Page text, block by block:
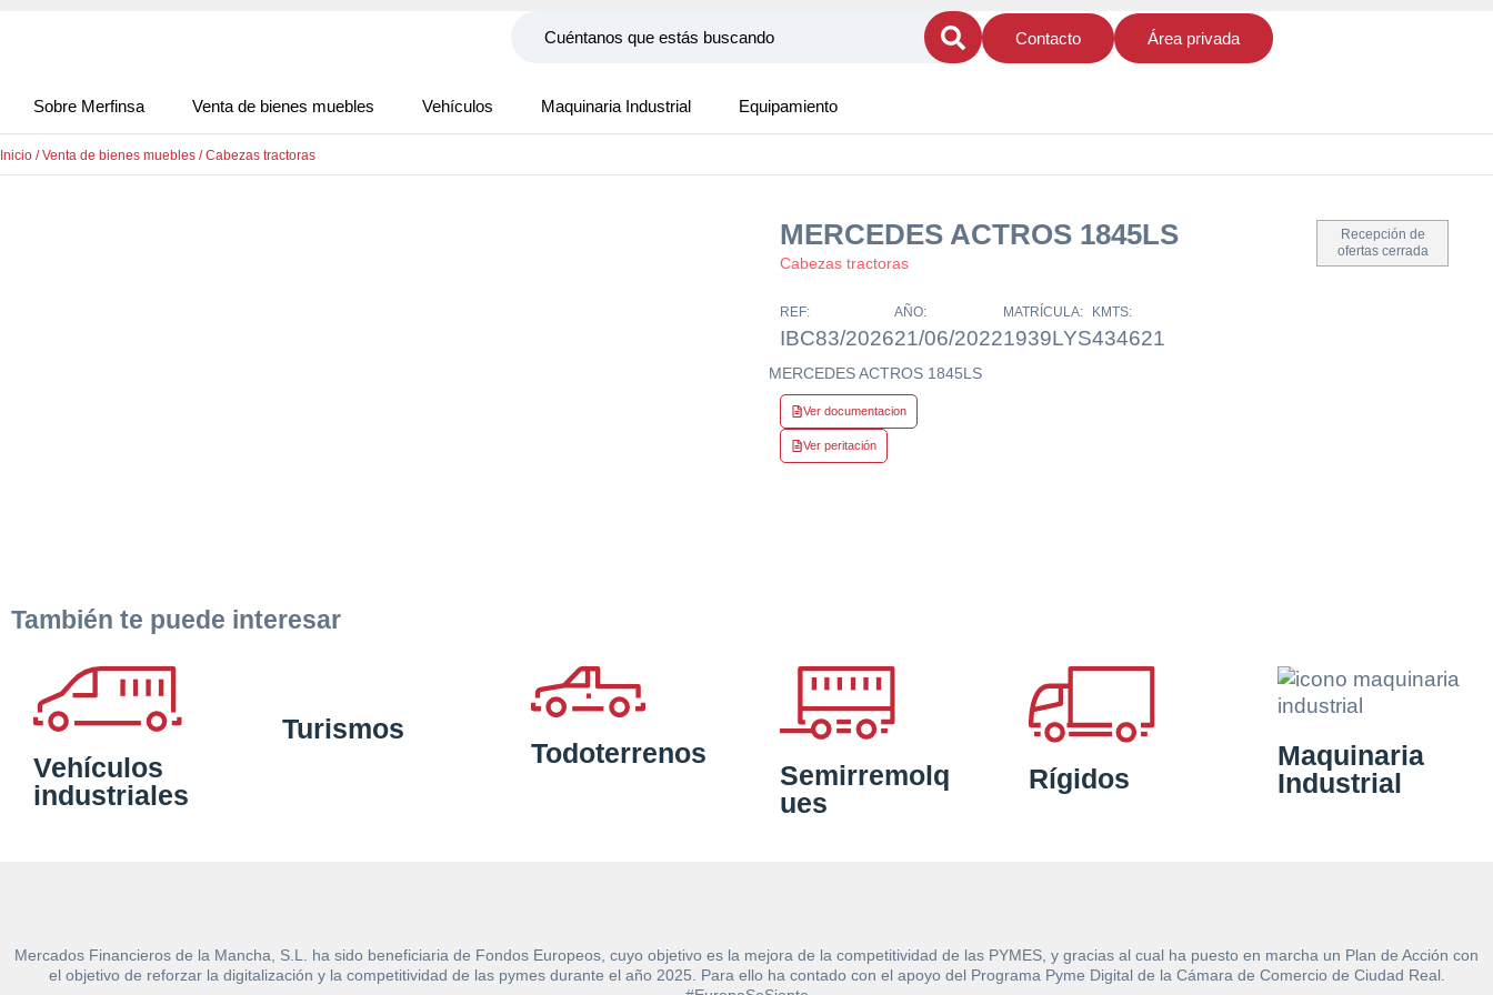
Contacto Área privada
Sobre Merfinsa Venta de bienes muebles Vehículos Maquinaria Industrial Equipamiento
Inicio /Venta de bienes muebles /Cabezas tractoras
MERCEDES ACTROS 1845LS
Cabezas tractoras
Recepción de
ofertas cerrada
REF:
IBC83/2026
AÑO:
21/06/2022
MATRÍCULA:
1939LYS
KMTS:
434621
MERCEDES ACTROS 1845LS
Ver documentacion
Ver peritación
También te puede interesar
Vehículos
industriales
Turismos
Todoterrenos
Semirremolq
ues
Rígidos
Maquinaria
Industrial
Mercados Financieros de la Mancha, S.L. ha sido beneficiaria de Fondos Europeos, cuyo objetivo es la mejora de la competitividad de las PYMES, y gracias al cual ha puesto en marcha un Plan de Acción con
el objetivo de reforzar la digitalización y la competitividad de las pymes durante el año 2025. Para ello ha contado con el apoyo del Programa Pyme Digital de la Cámara de Comercio de Ciudad Real.